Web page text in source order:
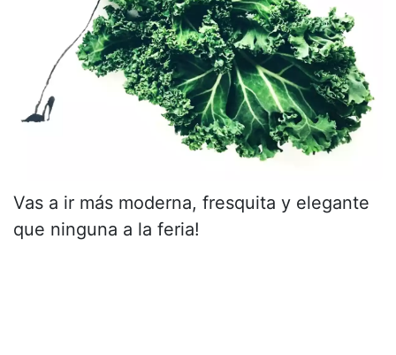
Vas a ir más moderna, fresquita y elegante
que ninguna a la feria!